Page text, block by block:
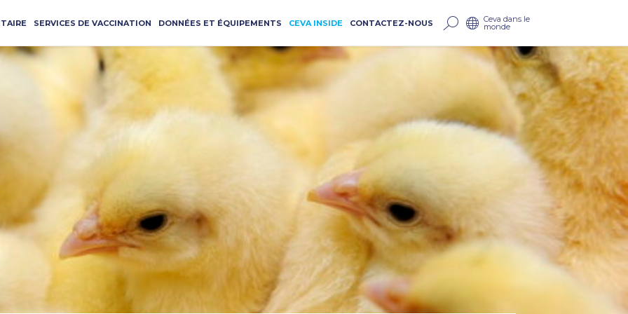
SERVICES DE VACCINATION DONNÉES ET ÉQUIPEMENTS CEVA INSIDE CONTACTEZ-NOUS Ceva dans le
monde